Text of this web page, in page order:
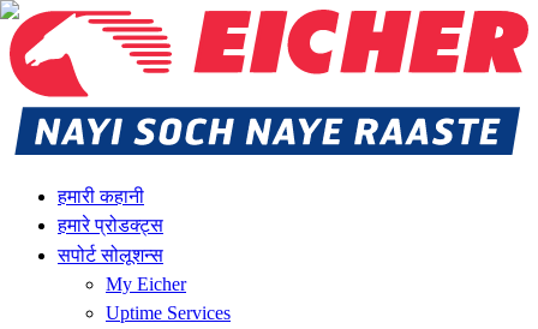
हमारी कहानी
हमारे प्रोडक्ट्स
सपोर्ट सोलूशन्स
My Eicher
Uptime Services